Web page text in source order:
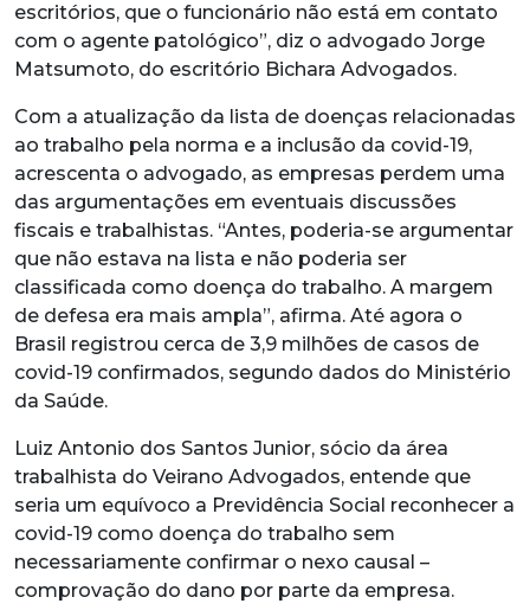
escritórios, que o funcionário não está em contato
com o agente patológico”, diz o advogado Jorge
Matsumoto, do escritório Bichara Advogados.
Com a atualização da lista de doenças relacionadas
ao trabalho pela norma e a inclusão da covid-19,
acrescenta o advogado, as empresas perdem uma
das argumentações em eventuais discussões
fiscais e trabalhistas. “Antes, poderia-se argumentar
que não estava na lista e não poderia ser
classificada como doença do trabalho. A margem
de defesa era mais ampla”, afirma. Até agora o
Brasil registrou cerca de 3,9 milhões de casos de
covid-19 confirmados, segundo dados do Ministério
da Saúde.
Luiz Antonio dos Santos Junior, sócio da área
trabalhista do Veirano Advogados, entende que
seria um equívoco a Previdência Social reconhecer a
covid-19 como doença do trabalho sem
necessariamente confirmar o nexo causal –
comprovação do dano por parte da empresa.